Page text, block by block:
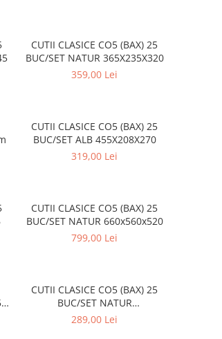
CUTII CLASICE CO5 (BAX) 25
BUC/SET NATUR 365X235X320
359,00 Lei
CUTII CLASICE CO5 (BAX) 25
BUC/SET ALB 455X208X270
319,00 Lei
CUTII CLASICE CO5 (BAX) 25
BUC/SET NATUR 660x560x520
799,00 Lei
CUTII CLASICE CO5 (BAX) 25
BUC/SET NATUR
300x245x320mm
289,00 Lei